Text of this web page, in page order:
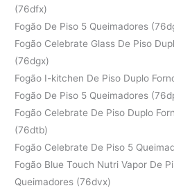
(76dfx)
Fogão De Piso 5 Queimadores
Fogão Celebrate Glass De Piso
(76dgx)
Fogão I-kitchen De Piso Duplo
Fogão De Piso 5 Queimadores
Fogão Celebrate De Piso Duplo
(76dtb)
Fogão Celebrate De Piso 5
Fogão Blue Touch Nutri Vapor De
Queimadores (76dvx)